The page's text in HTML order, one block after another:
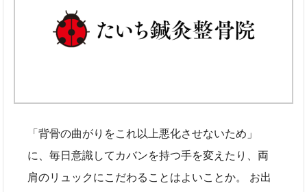
「背骨の曲がりをこれ以上悪化させないため」
に、毎日意識してカバンを持つ手を変えたり、両
肩のリュックにこだわることはよいことか。 お出